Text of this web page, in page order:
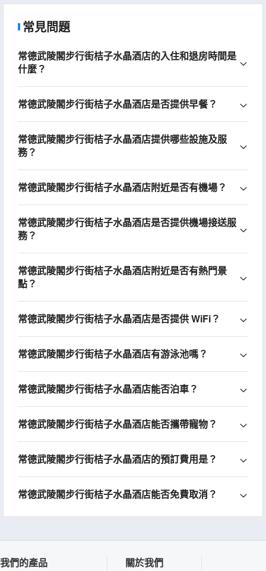
常見問題
常德武陵閣步行街桔子水晶酒店的入住和退房時間是
什麼？
常德武陵閣步行街桔子水晶酒店是否提供早餐？
常德武陵閣步行街桔子水晶酒店提供哪些設施及服
務？
常德武陵閣步行街桔子水晶酒店附近是否有機場？
常德武陵閣步行街桔子水晶酒店是否提供機場接送服
務？
常德武陵閣步行街桔子水晶酒店附近是否有熱門景
點？
常德武陵閣步行街桔子水晶酒店是否提供 WiFi？
常德武陵閣步行街桔子水晶酒店有游泳池嗎？
常德武陵閣步行街桔子水晶酒店能否泊車？
常德武陵閣步行街桔子水晶酒店能否攜帶寵物？
常德武陵閣步行街桔子水晶酒店的預訂費用是？
常德武陵閣步行街桔子水晶酒店能否免費取消？
我們的產品 關於我們